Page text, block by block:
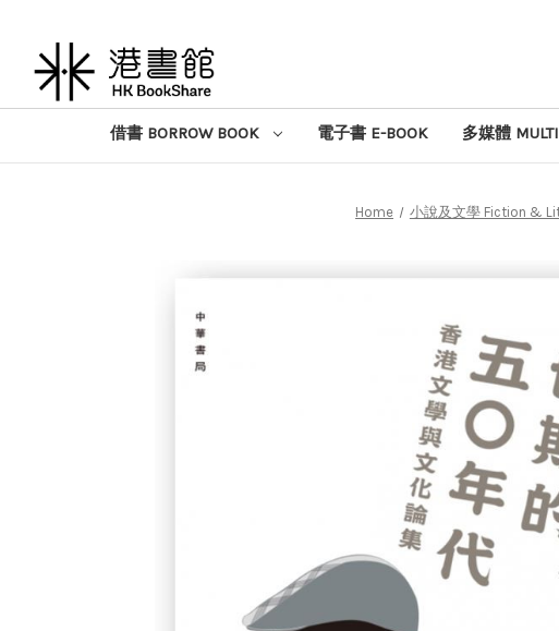
借書 BORROW BOOK 電子書 E-BOOK 多媒體
Home 小說及文學 Fiction &